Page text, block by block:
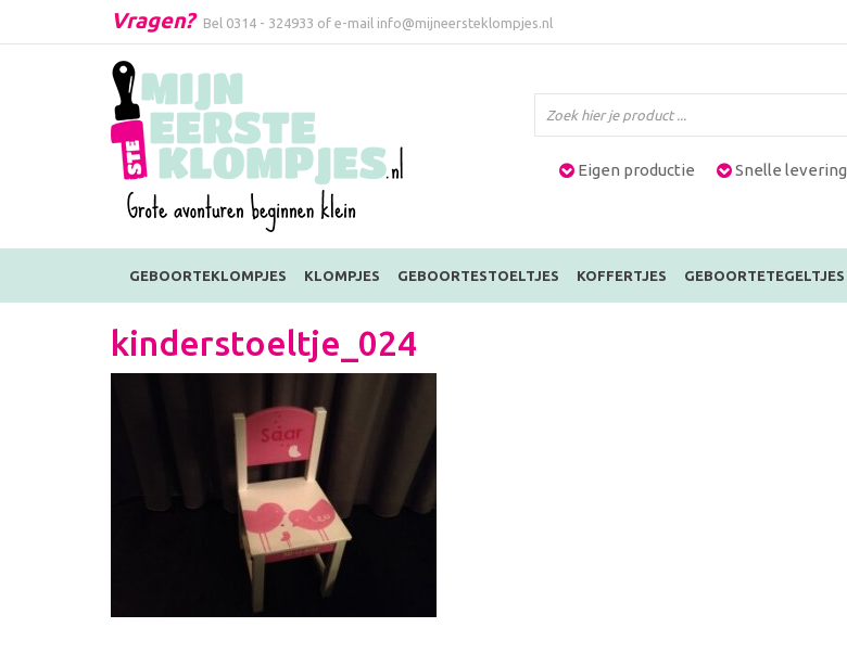
Vragen? Bel 0314 - 324933 of e-mail info@mijneersteklompjes.nl
Eigen productie Snelle levering
GEBOORTEKLOMPJES KLOMPJES GEBOORTESTOELTJES KOFFERTJES GEBOORTETEGELTJES
kinderstoeltje_024